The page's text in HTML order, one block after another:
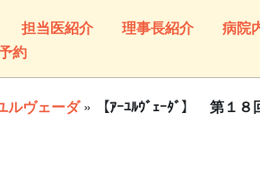
担当医紹介 理事長紹介 病院
約
ルヴェーダ» 【ｱｰﾕﾙｳﾞｪｰﾀﾞ】 第１